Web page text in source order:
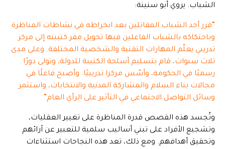
الشباب. يروي أبو سنينة:
“قرر أحد الشباب المقاتلين بعد انخراطه في نشاطات المناظرة
وباحتكاكه بالشباب الفاعلين فيها تحويل مقر كتيبته إلى مركز
تدريبي يعلّم المهارات التقنية والشخصية المختلفة. وعلى مدى
ثلاث سنوات، قام بتسليم أسلحة الكتيبة للدولة، وتولى دورًا
رسميًا في الحكومة، وأسّس مركزا تدريبيًا. وأصبح فاعلًا في
مجالات بناء السلام والمشاركة المدنية والانتخابات، واستثمر
وسائل التواصل الاجتماعي في التأثير على الرأي العام”
وتُجسد هذه القصص قدرة المناظرة على تغيير العقليات،
وتشجيع الأفراد على تبني أساليب سلمية للتعبير عن آرائهم
وتحقيق أهدافهم. ومع ذلك، تعد هذه النجاحات استثناءات